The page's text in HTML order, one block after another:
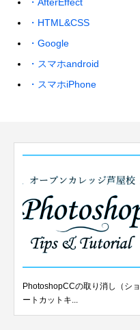
・HTML&CSS
・Google
・スマホandroid
・スマホiPhone
PhotoshopCCの取り消し（ショ
ートカットキ...